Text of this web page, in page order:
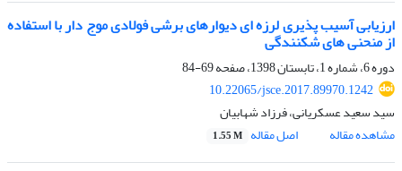
ارزیابی آسیب پذیری لرزه ای دیوارهای برشی فولادی موج دار با استفاده
از منحنی های شکنندگی
دوره 6، شماره 1، تابستان 1398، صفحه
69-84
10.22065/jsce.2017.89970.1242
سید سعید عسکریانی، فرزاد شهابیان
مشاهده مقاله
اصل مقاله 1.55 M